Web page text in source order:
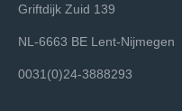
Griftdijk Zuid 139
NL-6663 BE Lent-Nijmegen
0031(0)24-3888293